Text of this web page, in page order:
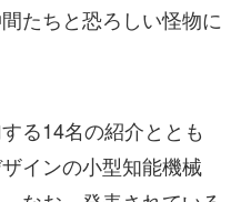
たちと恐ろしい怪物に
る14名の紹介ととも
インの小型知能機械